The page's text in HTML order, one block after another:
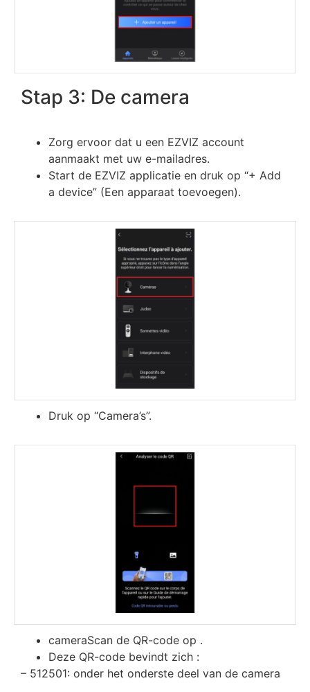
Stap 3: De camera
Zorg ervoor dat u een EZVIZ account
aanmaakt met uw e-mailadres.
Start de EZVIZ applicatie en druk op “+ Add
a device” (Een apparaat toevoegen).
Druk op “Camera’s”.
cameraScan de QR-code op .
Deze QR-code bevindt zich :
– 512501: onder het onderste deel van de camera